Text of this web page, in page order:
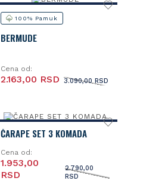
100% Pamuk
BERMUDE
Cena od:
3.090,00 RSD
2.163,00 RSD
ČARAPE SET 3 KOMADA
Cena od:
2.790,00
RSD
1.953,00
RSD